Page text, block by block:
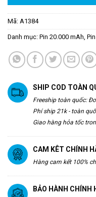
Mã: A1384
Danh mục: Pin 20.000 mAh
SHIP COD TOÀN
Freeship toàn quốc:
Phí ship 21k - toàn
Giao hàng hỏa tốc
CAM KÊT CHÍNH
Hàng cam kết 100%
BẢO HÀNH CHÍNH